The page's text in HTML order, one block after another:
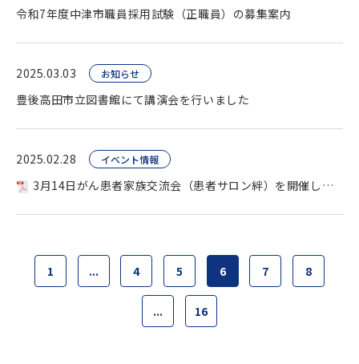
令和7年度中津市職員採用試験（正職員）の募集案内
2025.03.03 お知らせ
豊後高田市立図書館にて講演会を行いました
2025.02.28 イベント情報
3月14日がん患者家族交流会（患者サロン絆）を開催します
1 ... 4 5 6 7 8
... 16